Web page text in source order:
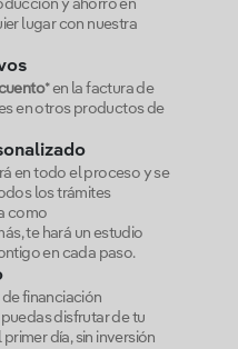
y ahorro en
lugar con nuestra
* en la factura de
en otros productos de
en todo el proceso y se
los trámites
como
te hará un estudio
en cada paso.
financiación
disfrutar de tu
día, sin inversión